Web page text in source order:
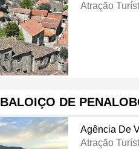
Atração
BALOIÇO DE
Agência De
Atração